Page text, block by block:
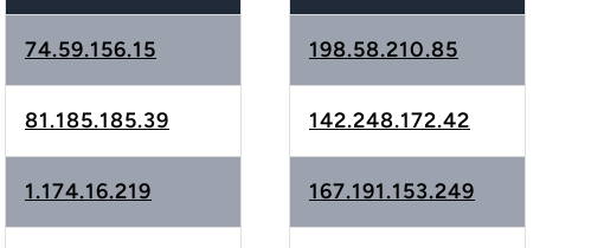
74.59.156.15
81.185.185.39
1.174.16.219
198.58.210.85
142.248.172.42
167.191.153.249